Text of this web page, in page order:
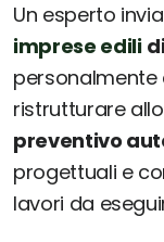
Un esperto
imprese edili
personalmente
ristrutturare
preventivo
progettuali e
lavori da